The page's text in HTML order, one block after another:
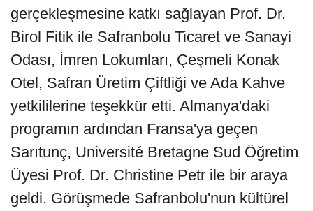
gerçekleşmesine katkı sağlayan Prof. Dr.
Birol Fitik ile Safranbolu Ticaret ve Sanayi
Odası, İmren Lokumları, Çeşmeli Konak
Otel, Safran Üretim Çiftliği ve Ada Kahve
yetkililerine teşekkür etti. Almanya'daki
programın ardından Fransa'ya geçen
Sarıtunç, Université Bretagne Sud Öğretim
Üyesi Prof. Dr. Christine Petr ile bir araya
geldi. Görüşmede Safranbolu'nun kültürel